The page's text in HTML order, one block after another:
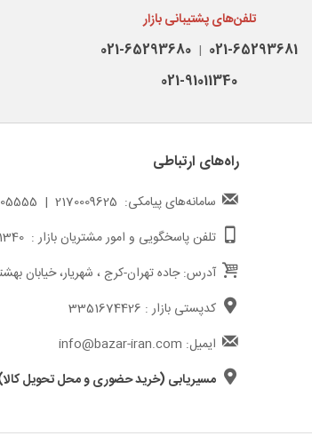
تلفن‌های پشتیبانی بازار
021-65293681
|
021-65293680
021-91011340
راه‌های ارتباطی
سامانه‌های پیامکی: 2170009625 | 217000005555
تلفن پاسخگویی و امور مشتریان بازار : 02191011340
آدرس: جاده تهران-کرج ، شهریار، خیابان
کدپستی بازار : 3351674426
ایمیل: info@bazar-iran.com
مسیریابی (خرید حضوری و محل تحویل